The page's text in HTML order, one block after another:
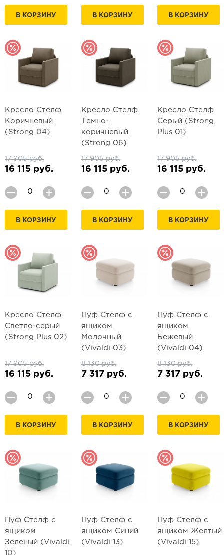
В КОРЗИНУ В КОРЗИНУ В КОРЗИНУ
Кресло Стелф
Коричневый
(Strong 04)
17 905 руб.
16 115 руб.
В КОРЗИНУ
Кресло Стелф
Темно-
коричневый
(Strong 06)
17 905 руб.
16 115 руб.
В КОРЗИНУ
Кресло Стелф
Серый (Strong
Plus 01)
17 905 руб.
16 115 руб.
В КОРЗИНУ
Кресло Стелф
Светло-серый
(Strong Plus 02)
17 905 руб.
16 115 руб.
В КОРЗИНУ
Пуф Стелф с
ящиком
Молочный
(Vivaldi 03)
8 130 руб.
7 317 руб.
В КОРЗИНУ
Пуф Стелф с
ящиком
Бежевый
(Vivaldi 04)
8 130 руб.
7 317 руб.
В КОРЗИНУ
Пуф Стелф с
ящиком
Зеленый (Vivaldi
10)
Пуф Стелф с
ящиком Синий
(Vivaldi 13)
Пуф Стелф с
ящиком Желтый
(Vivaldi 15)